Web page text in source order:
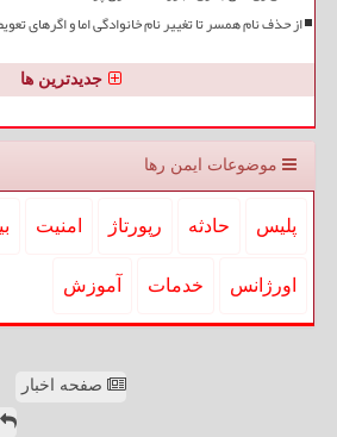
از حذف نام همسر تا تغییر نام خانوادگی اما و اگرهای
جدیدترین ها
موضوعات ایمن رها
پلیس حادثه رپورتاژ امنیت
اورژانس خدمات آموزش
صفحه اخبار